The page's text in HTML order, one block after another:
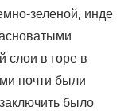
зеленой, инде
в горе в
почти были
было